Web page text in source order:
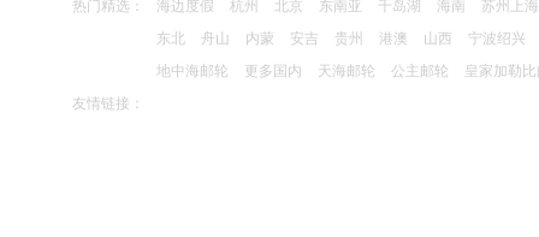
客户 180214***** 预订了
(手机预订)南京中山陵、夫子庙、秦淮河游船1日
“文化慢生活、悠游闲适多”--泰州乔园、梅园、船
热门精选： 海边度假 杭州 北京 东南亚 千岛湖 海南
苏州上海
东北
舟山 内蒙 安吉 贵州 港澳 山西
宁波绍兴
地中海邮轮
更多国内 天海邮轮 公主邮轮
皇家加勒
友情链接：